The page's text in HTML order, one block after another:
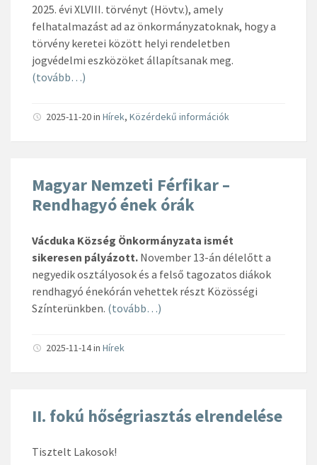
2025. évi XLVIII. törvényt (Hövtv.), amely
felhatalmazást ad az önkormányzatoknak, hogy a
törvény keretei között helyi rendeletben
jogvédelmi eszközöket állapítsanak meg.
(tovább…)
2025-11-20in Hírek, Közérdekű információk
Magyar Nemzeti Férfikar –
Rendhagyó ének órák
Vácduka Község Önkormányzata ismét
sikeresen pályázott. November 13-án délelőtt a
negyedik osztályosok és a felső tagozatos diákok
rendhagyó énekórán vehettek részt Közösségi
Színterünkben. (tovább…)
2025-11-14in Hírek
II. fokú hőségriasztás elrendelése
Tisztelt Lakosok!